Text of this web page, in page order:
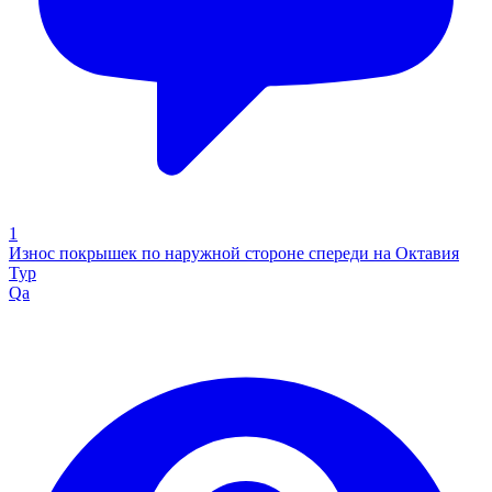
1
Износ покрышек по наружной стороне спереди на Октавия
Тур
Qa